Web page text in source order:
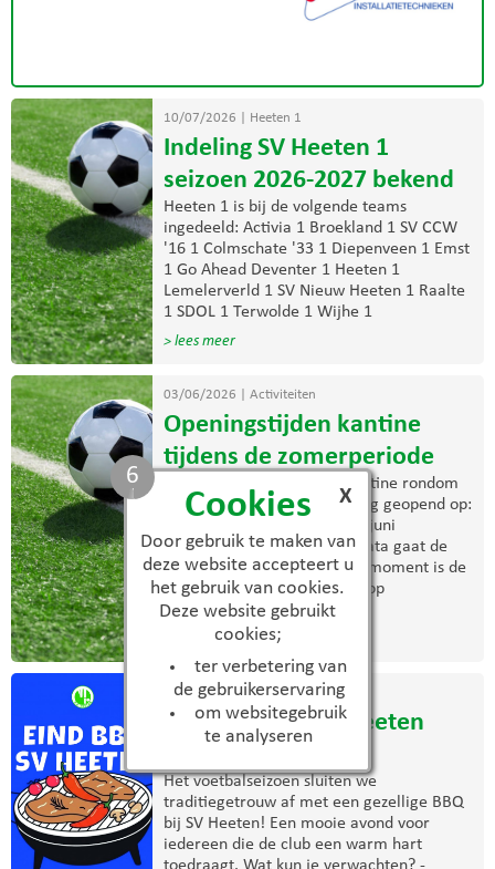
Cookies
Door gebruik te maken van
deze website accepteert u
het gebruik van cookies.
Deze website gebruikt
cookies;
ter verbetering van
de gebruikerservaring
om websitegebruik
te analyseren
X
6
10/07/2026 Heeten 1
Indeling SV Heeten 1
seizoen 2026-2027 bekend
Heeten 1 is bij de volgende teams
ingedeeld: Activia 1 Broekland 1 SV CCW
'16 1 Colmschate '33 1 Diepenveen 1 Emst
1 Go Ahead Deventer 1 Heeten 1
Lemelerverld 1 SV Nieuw Heeten 1 Raalte
1 SDOL 1 Terwolde 1 Wijhe 1
> lees meer
03/06/2026 Activiteiten
Openingstijden kantine
tijdens de zomerperiode
De komende weken is de kantine rondom
trainingen en wedstrijden nog geopend op:
Woensdag 3 juni Zaterdag 6 juni
Woensdag 10 juni Na deze data gaat de
zomerregeling in. Vanaf dat moment is de
kantine uitsluitend geopend op
donderdagavond. Wij ...
> lees meer
03/06/2026| Activiteiten
Eind BBQ bij S.V. Heeten
Het voetbalseizoen sluiten we
traditiegetrouw af met een gezellige BBQ
bij SV Heeten! Een mooie avond voor
iedereen die de club een warm hart
toedraagt. Wat kun je verwachten? -